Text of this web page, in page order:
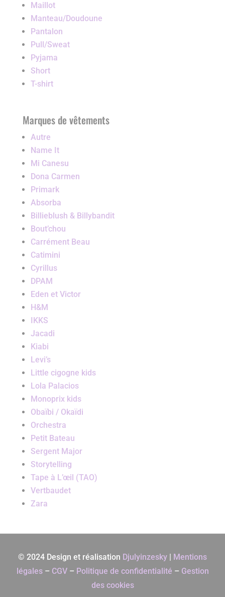
Maillot
Manteau/Doudoune
Pantalon
Pull/Sweat
Pyjama
Short
T-shirt
Marques de vêtements
Autre
Name It
Mi Canesu
Dona Carmen
Primark
Absorba
Billieblush & Billybandit
Bout’chou
Carrément Beau
Catimini
Cyrillus
DPAM
Eden et Victor
H&M
IKKS
Jacadi
Kiabi
Levi’s
Little cigogne kids
Lola Palacios
Monoprix kids
Obaïbi / Okaïdi
Orchestra
Petit Bateau
Sergent Major
Storytelling
Tape à L’œil (TAO)
Vertbaudet
Zara
© 2024 Design et réalisation Djulyinzesky
Mentions
légales– CGV– Politique de confidentialité – Gestion
des cookies